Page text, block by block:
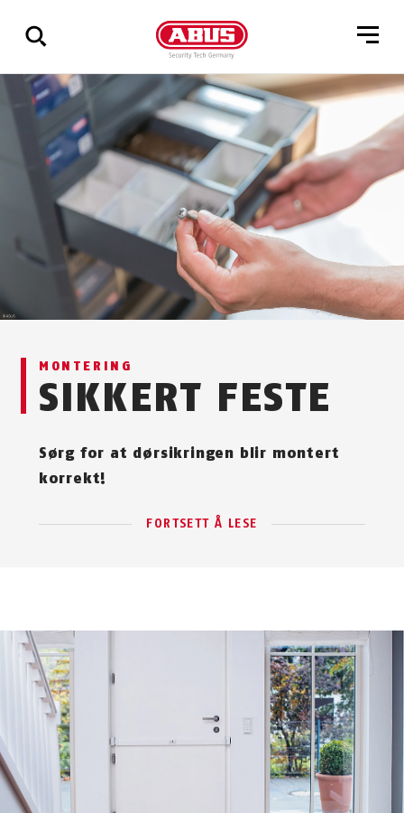
Via
alle
resultater
MONTERING
SIKKERT FESTE
Sørg for at dørsikringen blir montert
korrekt!
FORTSETT Å LESE